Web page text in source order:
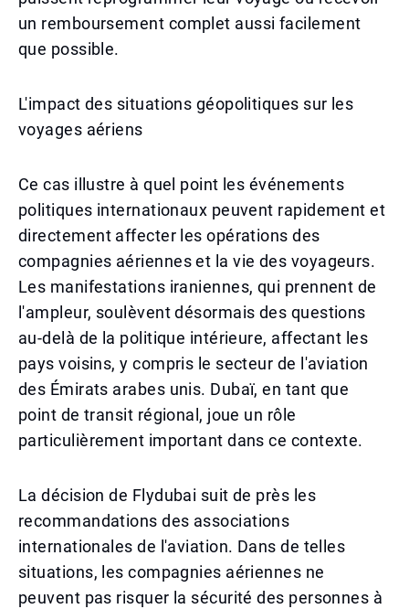
un remboursement complet aussi facilement
que possible.
L'impact des situations géopolitiques sur les
voyages aériens
Ce cas illustre à quel point les événements
politiques internationaux peuvent rapidement et
directement affecter les opérations des
compagnies aériennes et la vie des voyageurs.
Les manifestations iraniennes, qui prennent de
l'ampleur, soulèvent désormais des questions
au-delà de la politique intérieure, affectant les
pays voisins, y compris le secteur de l'aviation
des Émirats arabes unis. Dubaï, en tant que
point de transit régional, joue un rôle
particulièrement important dans ce contexte.
La décision de Flydubai suit de près les
recommandations des associations
internationales de l'aviation. Dans de telles
situations, les compagnies aériennes ne
peuvent pas risquer la sécurité des personnes à